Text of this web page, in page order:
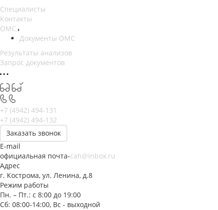
Специалисты
Контакты
ОМС
Документы ОМС
Результаты анализов
Запрос документов
+7 (4942) 494-131
+7 (4942) 494-132
Заказать звонок
E-mail
официальная почта-cah@inbox.ru
Адрес
г. Кострома, ул. Ленина, д.8
Режим работы
Пн. – Пт.: с 8:00 до 19:00
Сб: 08:00-14:00, Вс - выходной